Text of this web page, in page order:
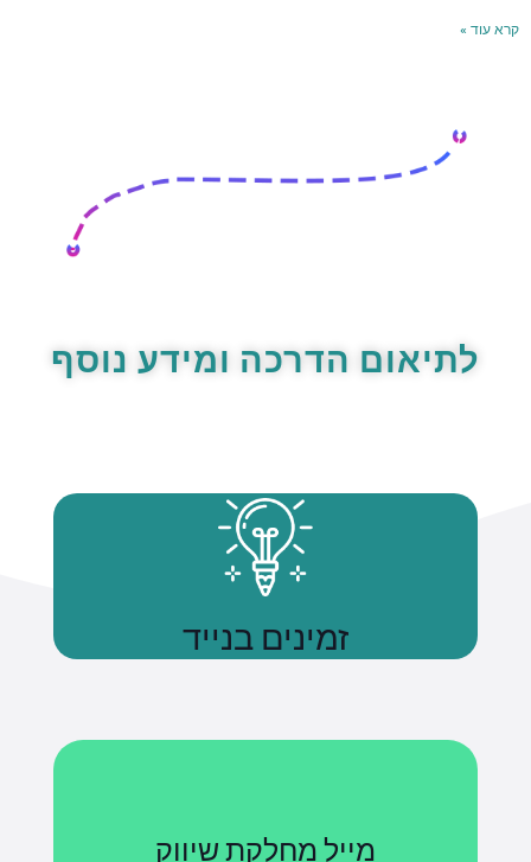
קרא עוד »
לתיאום הדרכה ומידע נוסף
זמינים בנייד
מייל מחלקת שיווק